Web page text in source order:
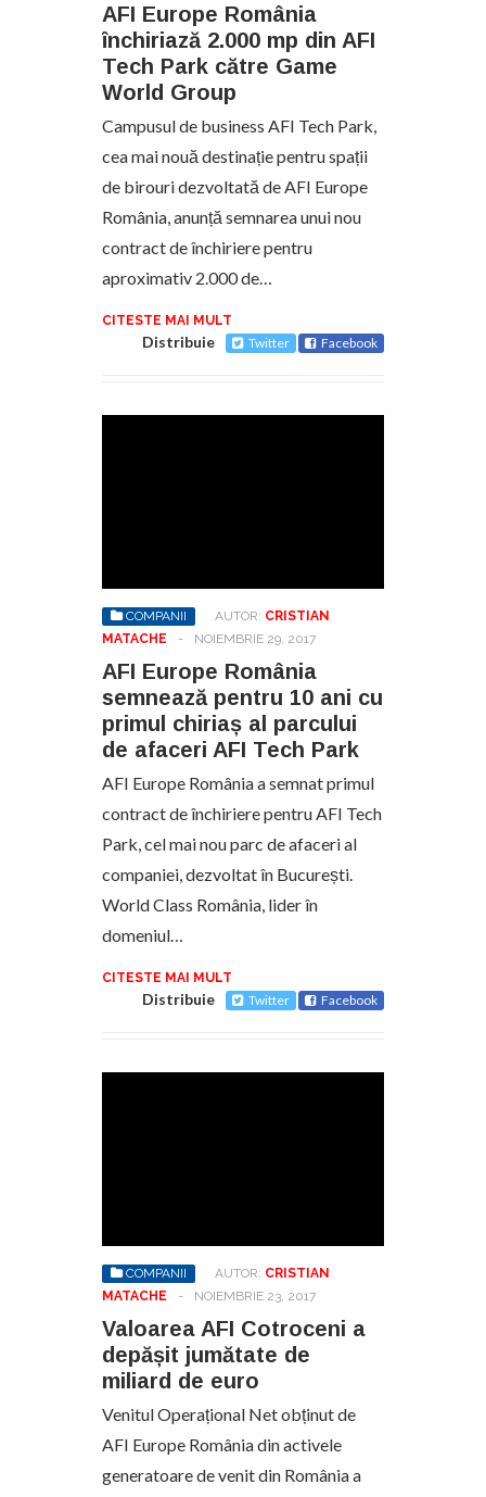
AFI Europe România
închiriază 2.000 mp din AFI
Tech Park către Game
World Group
Campusul de business AFI Tech Park,
cea mai nouă destinație pentru spații
de birouri dezvoltată de AFI Europe
România, anunță semnarea unui nou
contract de închiriere pentru
aproximativ 2.000 de…
CITESTE MAI MULT
Distribuie Twitter Facebook
COMPANII AUTOR: CRISTIAN
MATACHE
- NOIEMBRIE 29, 2017
AFI Europe România
semnează pentru 10 ani cu
primul chiriaș al parcului
de afaceri AFI Tech Park
AFI Europe România a semnat primul
contract de închiriere pentru AFI Tech
Park, cel mai nou parc de afaceri al
companiei, dezvoltat în București.
World Class România, lider în
domeniul…
CITESTE MAI MULT
Distribuie Twitter Facebook
COMPANII AUTOR: CRISTIAN
MATACHE
- NOIEMBRIE 23, 2017
Valoarea AFI Cotroceni a
depășit jumătate de
miliard de euro
Venitul Operațional Net obținut de
AFI Europe România din activele
generatoare de venit din România a